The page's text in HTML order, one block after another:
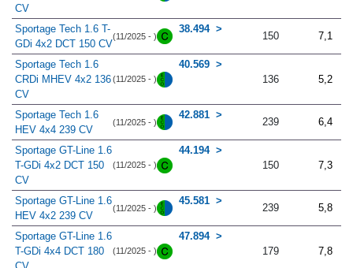
CV
Sportage Tech 1.6 T-
GDi 4x2 DCT 150 CV
(11/2025 - )
38.494
150 7,1
Sportage Tech 1.6
CRDi MHEV 4x2 136
CV
(11/2025 - )
40.569
136
5,2
Sportage Tech 1.6
HEV 4x4 239 CV
(11/2025 - )
42.881
239 6,4
Sportage GT-Line 1.6
T-GDi 4x2 DCT 150
CV
(11/2025 - )
44.194
150
7,3
Sportage GT-Line 1.6
HEV 4x2 239 CV
(11/2025 - )
45.581
239 5,8
Sportage GT-Line 1.6
T-GDi 4x4 DCT 180
(11/2025 - )
47.894
179
7,8